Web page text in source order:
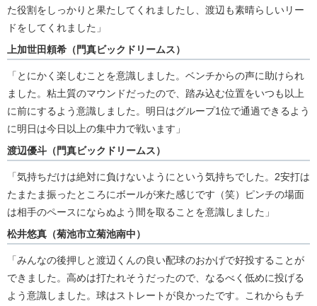
た役割をしっかりと果たしてくれましたし、渡辺も素晴らしいリー
ドをしてくれました」
上加世田頼希（門真ビックドリームス）
「とにかく楽しむことを意識しました。ベンチからの声に助けられ
ました。粘土質のマウンドだったので、踏み込む位置をいつも以上
に前にするよう意識しました。明日はグループ1位で通過できるよう
に明日は今日以上の集中力で戦います」
渡辺優斗（門真ビックドリームス）
「気持ちだけは絶対に負けないようにという気持ちでした。2安打は
たまたま振ったところにボールが来た感じです（笑）ピンチの場面
は相手のペースにならぬよう間を取ることを意識しました」
松井悠真（菊池市立菊池南中）
「みんなの後押しと渡辺くんの良い配球のおかげで好投することが
できました。高めは打たれそうだったので、なるべく低めに投げる
よう意識しました。球はストレートが良かったです。これからもチ